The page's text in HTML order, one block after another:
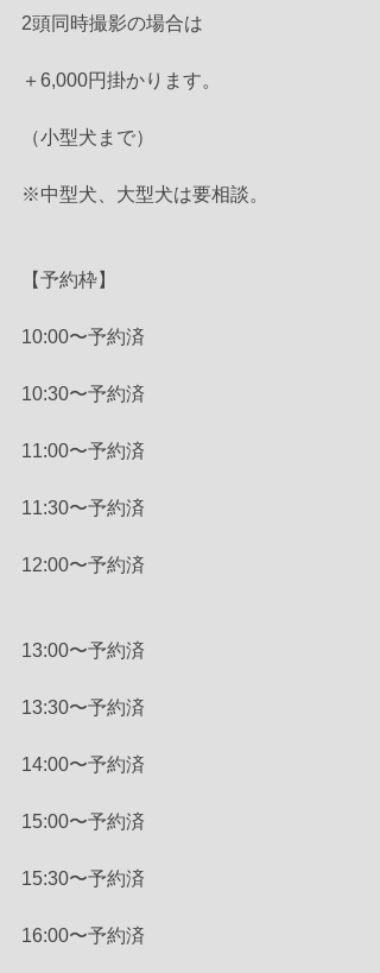
2頭同時撮影の場合は
＋6,000円掛かります。
（小型犬まで）
※中型犬、大型犬は要相談。
【予約枠】
10:00〜予約済
10:30〜予約済
11:00〜予約済
11:30〜予約済
12:00〜予約済
13:00〜予約済
13:30〜予約済
14:00〜予約済
15:00〜予約済
15:30〜予約済
16:00〜予約済